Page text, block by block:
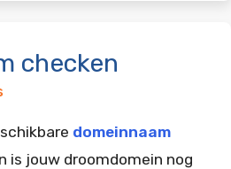
checken
domeinnaam
is jouw droomdomein nog